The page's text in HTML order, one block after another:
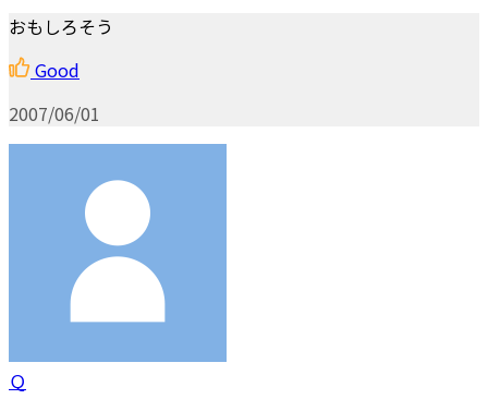
おもしろそう
Good
2007/06/01
Ｑ